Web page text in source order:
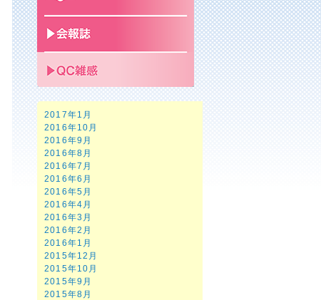
2017年1月
2016年10月
2016年9月
2016年8月
2016年7月
2016年6月
2016年5月
2016年4月
2016年3月
2016年2月
2016年1月
2015年12月
2015年10月
2015年9月
2015年8月